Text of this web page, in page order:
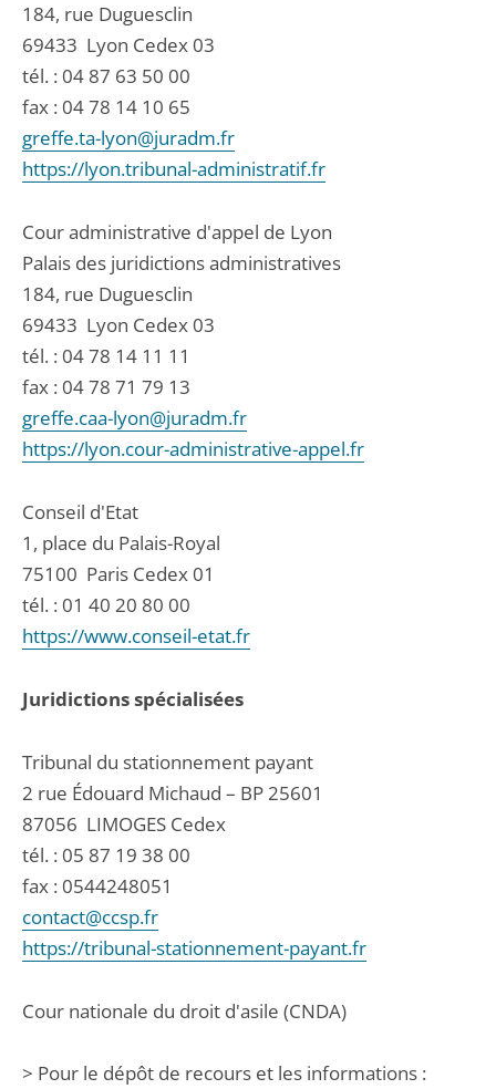
184, rue Duguesclin
69433 Lyon Cedex 03
tél. : 04 87 63 50 00
fax : 04 78 14 10 65
greffe.ta-lyon@juradm.fr
https://lyon.tribunal-administratif.fr
Cour administrative d'appel de Lyon
Palais des juridictions administratives
184, rue Duguesclin
69433 Lyon Cedex 03
tél. : 04 78 14 11 11
fax : 04 78 71 79 13
greffe.caa-lyon@juradm.fr
https://lyon.cour-administrative-appel.fr
Conseil d'Etat
1, place du Palais-Royal
75100 Paris Cedex 01
tél. : 01 40 20 80 00
https://www.conseil-etat.fr
Juridictions spécialisées
Tribunal du stationnement payant
2 rue Édouard Michaud – BP 25601
87056 LIMOGES Cedex
tél. : 05 87 19 38 00
fax : 0544248051
contact@ccsp.fr
https://tribunal-stationnement-payant.fr
Cour nationale du droit d'asile (CNDA)
> Pour le dépôt de recours et les informations :